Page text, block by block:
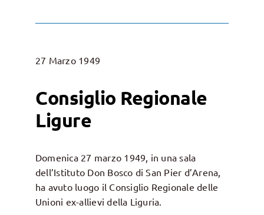
27 Marzo 1949
Consiglio Regionale
Ligure
Domenica 27 marzo 1949, in una sala
dell’Istituto Don Bosco di San Pier d’Arena,
ha avuto luogo il Consiglio Regionale delle
Unioni ex-allievi della Liguria.